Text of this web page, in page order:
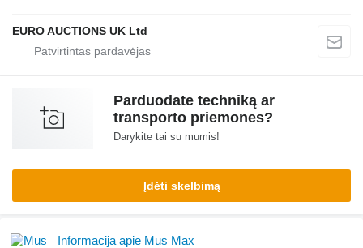
EURO AUCTIONS UK Ltd
Parduodate techniką ar
transporto priemones?
Darykite tai su mumis!
Įdėti skelbimą
Informacija apie Mus Max